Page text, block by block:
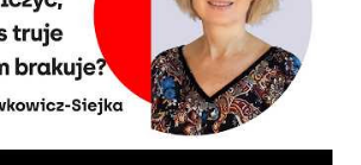
Promocji Zdrowego Stylu Życia – Sięgnij
owszem, gdy chcemy nauczyć się podstaw
wegańskiej, możemy spisywać to, co
ilościach, jaką ma to wartość od...